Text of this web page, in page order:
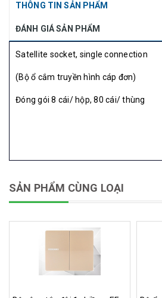
THÔNG TIN SẢN PHẨM
ĐÁNH GIÁ SẢN PHẨM
Satellite socket, single connection
(Bộ ổ cắm truyền hình cáp đơn)
Đóng gói 8 cái/ hộp, 80 cái/ thùng
SẢN PHẨM CÙNG LOẠI